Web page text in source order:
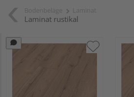
Laminat rustikal